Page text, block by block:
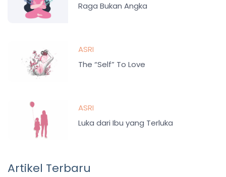
Raga Bukan Angka
ASRI
The “Self” To Love
ASRI
Luka dari Ibu yang Terluka
Artikel Terbaru